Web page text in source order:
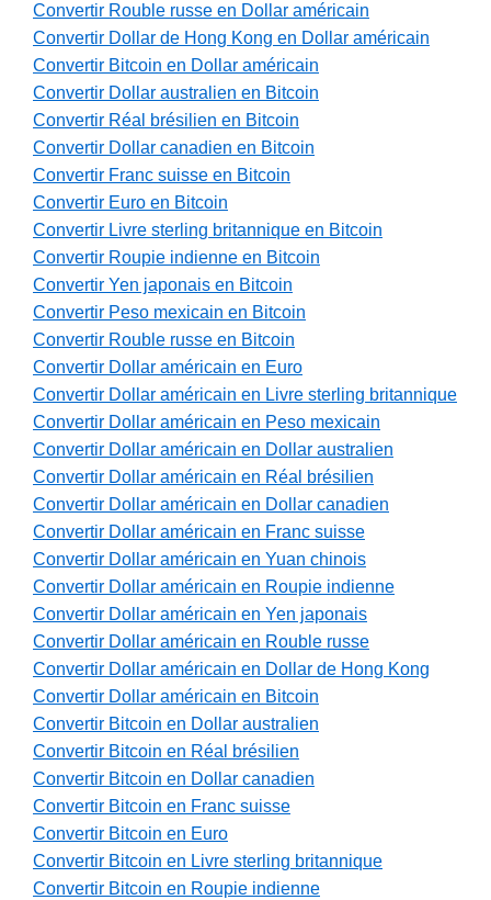
Convertir Rouble russe en Dollar américain
Convertir Dollar de Hong Kong en Dollar américain
Convertir Bitcoin en Dollar américain
Convertir Dollar australien en Bitcoin
Convertir Réal brésilien en Bitcoin
Convertir Dollar canadien en Bitcoin
Convertir Franc suisse en Bitcoin
Convertir Euro en Bitcoin
Convertir Livre sterling britannique en Bitcoin
Convertir Roupie indienne en Bitcoin
Convertir Yen japonais en Bitcoin
Convertir Peso mexicain en Bitcoin
Convertir Rouble russe en Bitcoin
Convertir Dollar américain en Euro
Convertir Dollar américain en Livre sterling britannique
Convertir Dollar américain en Peso mexicain
Convertir Dollar américain en Dollar australien
Convertir Dollar américain en Réal brésilien
Convertir Dollar américain en Dollar canadien
Convertir Dollar américain en Franc suisse
Convertir Dollar américain en Yuan chinois
Convertir Dollar américain en Roupie indienne
Convertir Dollar américain en Yen japonais
Convertir Dollar américain en Rouble russe
Convertir Dollar américain en Dollar de Hong Kong
Convertir Dollar américain en Bitcoin
Convertir Bitcoin en Dollar australien
Convertir Bitcoin en Réal brésilien
Convertir Bitcoin en Dollar canadien
Convertir Bitcoin en Franc suisse
Convertir Bitcoin en Euro
Convertir Bitcoin en Livre sterling britannique
Convertir Bitcoin en Roupie indienne